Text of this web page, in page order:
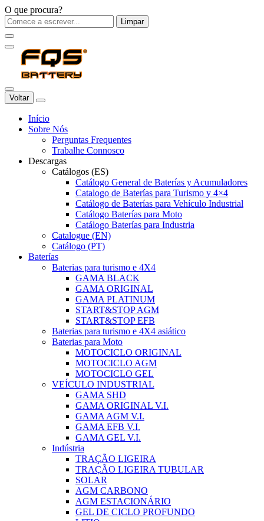
O que procura?
Limpar
Voltar
Início
Sobre Nós
Perguntas Frequentes
Trabalhe Connosco
Descargas
Catálogos (ES)
Catálogo General de Baterías y Acumuladores
Catalogo de Baterías para Turismo y 4×4
Catálogo de Baterías para Vehículo Industrial
Catálogo Baterías para Moto
Catálogo Baterías para Industria
Catalogue (EN)
Catálogo (PT)
Baterías
Baterias para turismo e 4X4
GAMA BLACK
GAMA ORIGINAL
GAMA PLATINUM
START&STOP AGM
START&STOP EFB
Baterias para turismo e 4X4 asiático
Baterias para Moto
MOTOCICLO ORIGINAL
MOTOCICLO AGM
MOTOCICLO GEL
VEÍCULO INDUSTRIAL
GAMA SHD
GAMA ORIGINAL V.I.
GAMA AGM V.I.
GAMA EFB V.I.
GAMA GEL V.I.
Indústria
TRAÇÃO LIGEIRA
TRAÇÃO LIGEIRA TUBULAR
SOLAR
AGM CARBONO
AGM ESTACIONÁRIO
GEL DE CICLO PROFUNDO